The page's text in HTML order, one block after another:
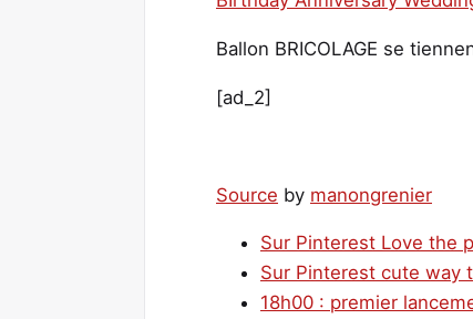
Ballon BRICOLAGE se
[ad_2]
Source by manongrenier
Sur Pinterest Love the
Sur Pinterest cute way
18h00 : premier